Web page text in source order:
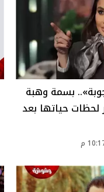
بسمة وهبة
حياتها بعد